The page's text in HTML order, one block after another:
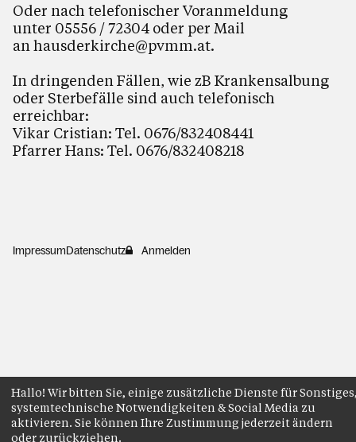
Oder nach telefonischer Voranmeldung
unter 05556 / 72304 oder per Mail
anhausderkirche@pvmm.at.
In dringenden Fällen, wie zB Krankensalbung
oder Sterbefälle sind auch telefonisch
erreichbar:
Vikar Cristian: Tel. 0676/832408441
Pfarrer Hans: Tel. 0676/832408218
ImpressumDatenschutz Anmelden
Hallo! Wir bitten Sie, einige zusätzliche Dienste für
systemtechnische Notwendigkeiten & Social Media zu
aktivieren. Sie können Ihre Zustimmung jederzeit ändern
oder zurückziehen.